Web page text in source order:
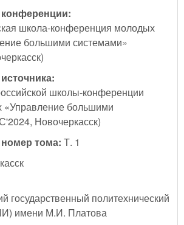
школа-конференция молодых
большими системами»
школы-конференции
«Управление большими
Новочеркасск)
тома: Т. 1
государственный политехнический
имени М.И. Платова